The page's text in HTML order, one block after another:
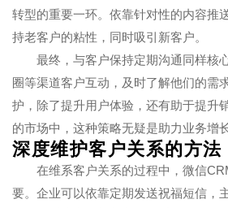
转型的重要一环。依靠针对性的内容推
持老客户的粘性，同时吸引新客户。
最终，与客户保持定期沟通同样核
圈等渠道客户互动，及时了解他们的需
护，除了提升用户体验，还有助于提升
的市场中，这种策略无疑是助力业务增
深度维护客户关系的方法
在维系客户关系的过程中，微信
要。企业可以依靠定期发送祝福短信，